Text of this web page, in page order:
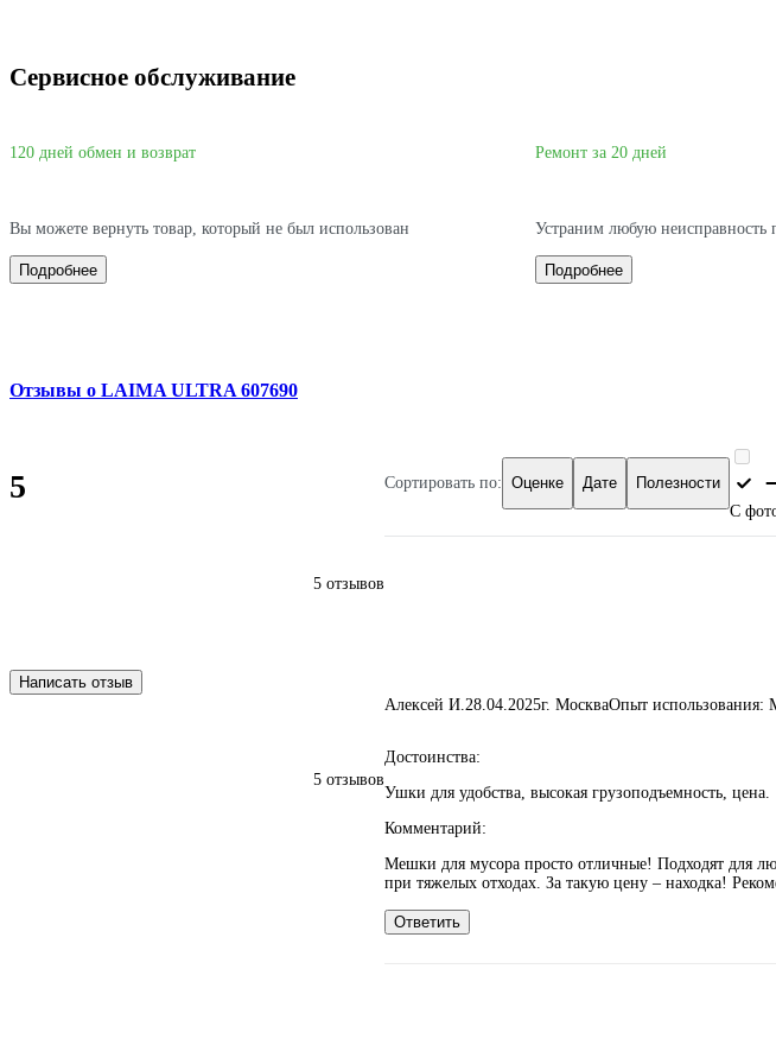
Сервисное обслуживание
120 дней обмен и возврат
Вы можете вернуть товар, который не был использован
Подробнее
Ремонт за 20 дней
Устраним любую неисправность
Подробнее
Отзывы о LAIMA ULTRA 607690
5
5 отзывов
Написать отзыв
5 отзывов
Сортировать по: Оценке Дате
Полезности
С
Алексей И. 28.04.2025г. МоскваОпыт использования:
Достоинства:
Ушки для удобства, высокая грузоподъемность, цена.
Комментарий:
Мешки для мусора просто отличные! Подходят для
при тяжелых отходах. За такую цену – находка!
Ответить